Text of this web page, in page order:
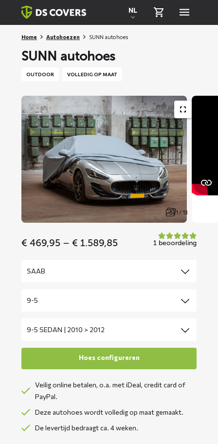
Skiplinks
NL
Home Autohoezen SUNN autohoes
SUNN autohoes
OUTDOOR VOLLEDIG OP MAAT
1 / 13
€ 469,95 – € 1.589,85Price
1 beoordeling
Veilig online betalen, o.a. met iDeal, credit card of
PayPal.
Deze autohoes wordt volledig op maat gemaakt.
De levertijd bedraagt ca. 4 weken.